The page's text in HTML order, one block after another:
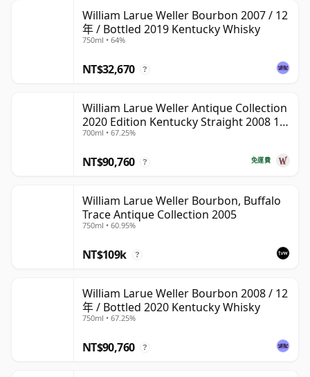
William Larue Weller Bourbon 2007 / 12
年 / Bottled 2019 Kentucky Whisky
750ml • 64%
NT$32,670 ?
William Larue Weller Antique Collection
2020 Edition Kentucky Straight 2008 12
年
700ml • 67.25%
免運費
NT$90,760 ?
William Larue Weller Bourbon, Buffalo
Trace Antique Collection 2005
750ml • 60.95%
NT$109k ?
William Larue Weller Bourbon 2008 / 12
年 / Bottled 2020 Kentucky Whisky
750ml • 67.25%
NT$90,760 ?